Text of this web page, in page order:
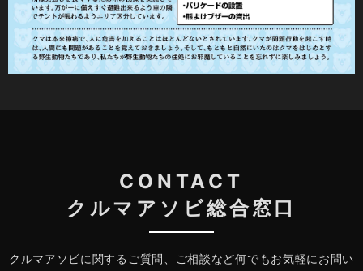
CONTACT
クルマアソビ総合窓口
クルマアソビに関するご質問、ご相談など何でもお気軽にお問い